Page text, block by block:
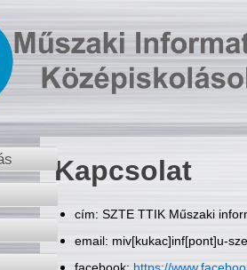
Kapcsolat
cím: SZTE TTIK Műszaki
email: miv[kukac]inf[pont]u-